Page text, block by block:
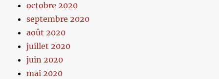
octobre 2020
septembre 2020
août 2020
juillet 2020
juin 2020
mai 2020